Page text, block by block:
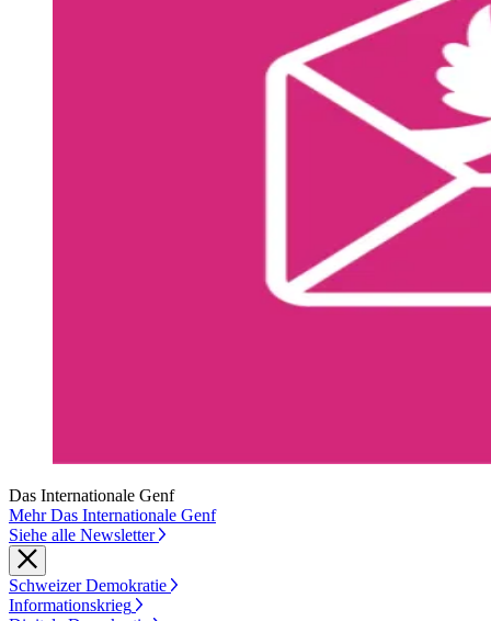
Das Internationale Genf
Mehr Das Internationale Genf
Siehe alle Newsletter
Schweizer Demokratie
Informationskrieg